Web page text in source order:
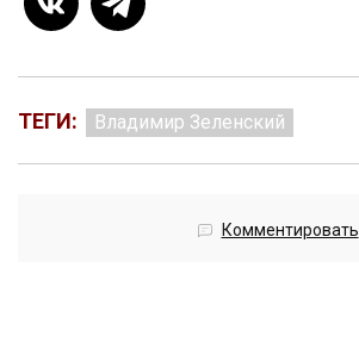
ТЕГИ: Владимир Зеленский
Комментировать